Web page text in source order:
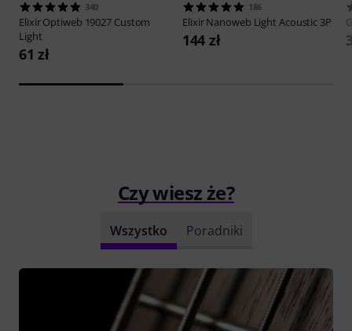
340
ElixirOptiweb 19027 Custom
Light
61 zł
186
ElixirNanoweb Light Acoustic 3P
144 zł
Czy wiesz że?
Wszystko Poradniki